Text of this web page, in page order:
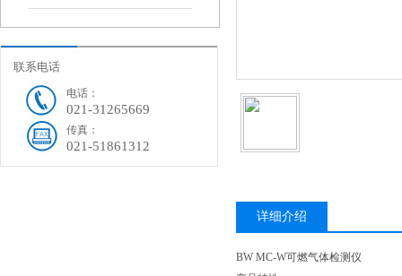
联系电话
电话：
021-31265669
传真：
021-51861312
详细介绍
BW MC-W可燃气体检测仪